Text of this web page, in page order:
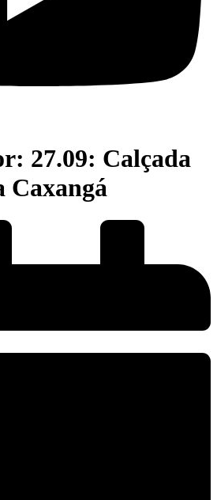
27.09: Calçada
Caxangá